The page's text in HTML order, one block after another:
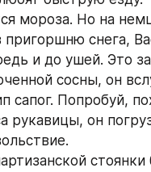
мороза. Но на
пригоршню снега,
и до ушей. Это
сосны, он
сапог. Попробуй,
рукавицы, он